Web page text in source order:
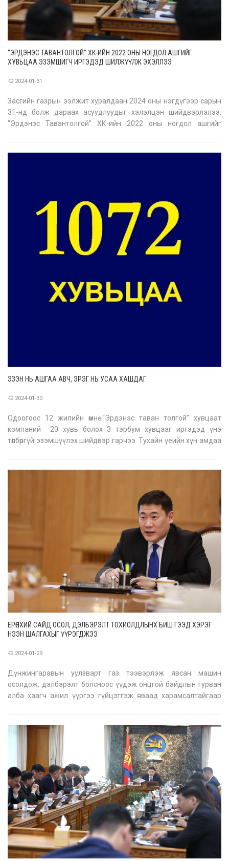
‘’ЭРДЭНЭС ТАВАНТОЛГОЙ’’ ХК-ИЙН 2022 ОНЫ НОГДОЛ АШГИЙГ
ХУВЬЦАА ЭЗЭМШИГЧ ИРГЭДЭД ШИЛЖҮҮЛЖ ЭХЭЛЛЭЭ
2024-01-31
Засгийн газрын ээлжит хуралдаан 2024 оны нэгдүгээр сарын
31-нд болж дараах асуудлуудыг хэлэлцэн шийдвэрлэлээ.
"Эрдэнэс Тавантолгой’’ ХК-ийн 2022 оны ногдол ашгийг
ЭЗЭН НЬ АШГАА АВЧ, ЭРЭГ НЬ УСАА ХАШДАГ
2024-01-30
Одоогоос 12 жилийн өмнө “Эрдэнэс таван толгой” хувцаат
компаний 20 хувь болох 3 тэрбум хувцааг иргэдэд үнэ
төлбөргүй эзэмшүүлэх шийдвэр гарчээ. Тухайн үеийн хүн амдаа
ЕРӨНХИЙ САЙД ОСОЛ, ДЭЛБЭРЭЛТ ТОХИОЛДЛЫНХ БИШ ГЭЭД ХЭРЭГ
НЭЭН ШАЛГАХЫГ ҮҮРЭГДЖЭЭ
2024-01-29
Дүнжингаравын уулзварт газ тээвэрлэж явсан машин
осолдож, дэлбэрэлт болсноос үүдэж онцгой байдлын гурван
алба хаагч ажил үүргээ гүйцэтгэж яваад харамсалтайгаар
ны өдрийн хуралдаа